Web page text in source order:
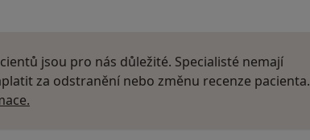
jsou pro nás důležité. Specialisté nemají
za odstranění nebo změnu recenze pacienta.